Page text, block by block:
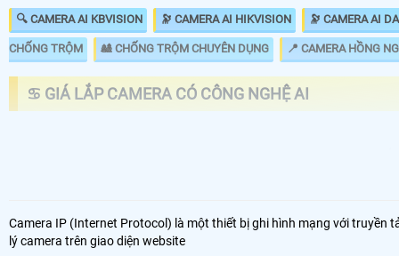
🔍 CAMERA AI KBVISION 🔭 CAMERA AI HIKVISION 🔭 CAMERA AI
CHỐNG TRỘM 🎎 CHỐNG TRỘM CHUYÊN DỤNG 📍 CAMERA HỒNG
♋ GIÁ LẮP CAMERA CÓ CÔNG NGHỆ AI
📶 Lắp Camera AI Wifi 360 Ngoài Trời
Camera IP (Internet Protocol) là một thiết bị ghi hình mạng với truyền
lý camera trên giao diện website